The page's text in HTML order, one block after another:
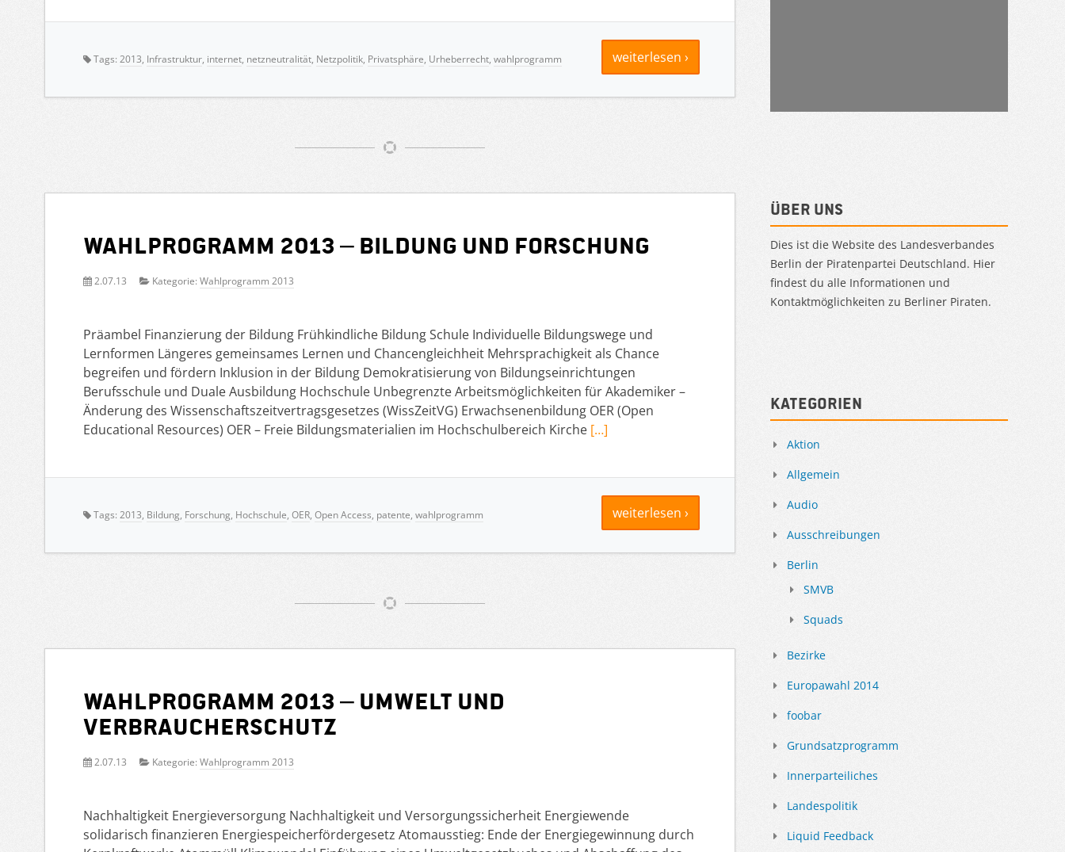
weiterlesen ›
Tags: 2013, Infrastruktur, internet, netzneutralität, Netzpolitik, Privatsphäre, Urheberrecht, wahlprogramm
Wahlprogramm 2013 – Bildung und Forschung
2.07.13 Kategorie: Wahlprogramm 2013
Präambel Finanzierung der Bildung Frühkindliche Bildung Schule Individuelle Bildungswege und
Lernformen Längeres gemeinsames Lernen und Chancengleichheit Mehrsprachigkeit als Chance
begreifen und fördern Inklusion in der Bildung Demokratisierung von Bildungseinrichtungen
Berufsschule und Duale Ausbildung Hochschule Unbegrenzte Arbeitsmöglichkeiten für Akademiker –
Änderung des Wissenschaftszeitvertragsgesetzes (WissZeitVG) Erwachsenenbildung OER (Open
Educational Resources) OER – Freie Bildungsmaterialien im Hochschulbereich Kirche […]
weiterlesen ›
Tags: 2013, Bildung, Forschung, Hochschule, OER, Open Access, patente, wahlprogramm
Wahlprogramm 2013 – Umwelt und
Verbraucherschutz
2.07.13 Kategorie: Wahlprogramm 2013
Nachhaltigkeit Energieversorgung Nachhaltigkeit und Versorgungssicherheit Energiewende
solidarisch finanzieren Energiespeicherfördergesetz Atomausstieg: Ende der Energiegewinnung durch
Über uns
Dies ist die Website des Landesverbandes
Berlin der Piratenpartei Deutschland. Hier
findest du alle Informationen und
Kontaktmöglichkeiten zu Berliner Piraten.
Kategorien
Aktion
Allgemein
Audio
Ausschreibungen
Berlin
SMVB
Squads
Bezirke
Europawahl 2014
foobar
Grundsatzprogramm
Innerparteiliches
Landespolitik
Liquid Feedback